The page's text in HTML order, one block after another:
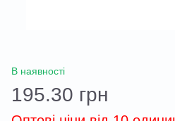
В наявності
195.30 грн